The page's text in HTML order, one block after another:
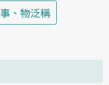
事、物泛稱